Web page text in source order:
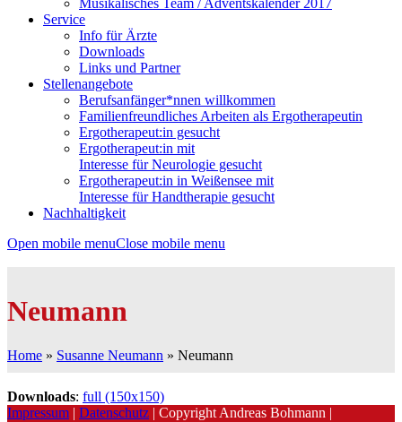
Musikalisches Team / Adventskalender 2017
Service
Info für Ärzte
Downloads
Links und Partner
Stellenangebote
Berufsanfänger*nnen willkommen
Familienfreundliches Arbeiten als Ergotherapeutin
Ergotherapeut:in gesucht
Ergotherapeut:in mit
Interesse für Neurologie gesucht
Ergotherapeut:in in Weißensee mit
Interesse für Handtherapie gesucht
Nachhaltigkeit
Open mobile menuClose mobile menu
Neumann
Home » Susanne Neumann » Neumann
Downloads: full (150x150)
Impressum | Datenschutz | Copyright Andreas Bohmann |